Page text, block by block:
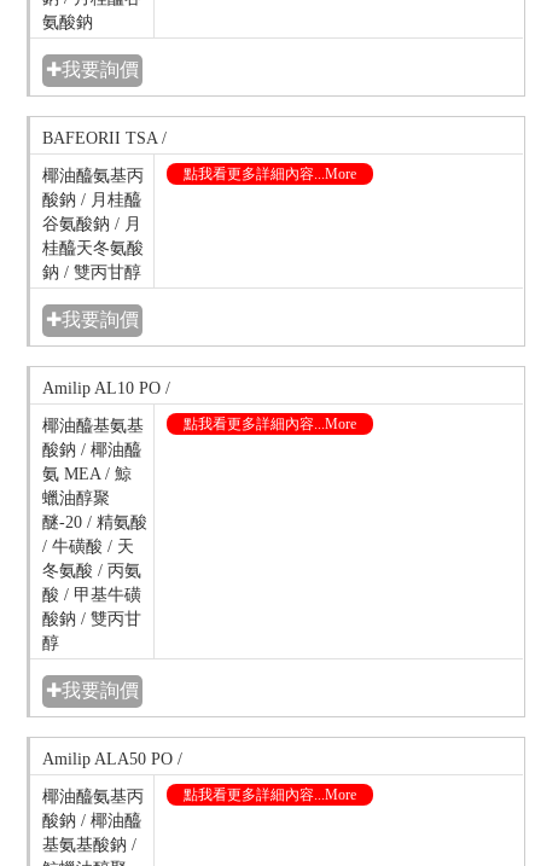
氨酸鈉
✚我要詢價
BAFEORII TSA /
椰油醯氨基丙
酸鈉 / 月桂醯
谷氨酸鈉 / 月
桂醯天冬氨酸
鈉 / 雙丙甘醇
點我看更多詳細內容...More
✚我要詢價
Amilip AL10 PO /
椰油醯基氨基
酸鈉 / 椰油醯
氨 MEA / 鯨
蠟油醇聚
醚-20 / 精氨酸
/ 牛磺酸 / 天
冬氨酸 / 丙氨
酸 / 甲基牛磺
酸鈉 / 雙丙甘
醇
點我看更多詳細內容...More
✚我要詢價
Amilip ALA50 PO /
椰油醯氨基丙
酸鈉 / 椰油醯
基氨基酸鈉 /
點我看更多詳細內容...More